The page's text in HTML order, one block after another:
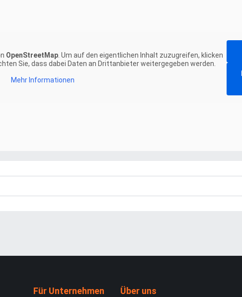
OpenStreetMap . Um auf den eigentlichen Inhalt zuzugreifen, klicken
Sie, dass dabei Daten an Drittanbieter weitergegeben werden.
Mehr Informationen
Für Unternehmen Über uns